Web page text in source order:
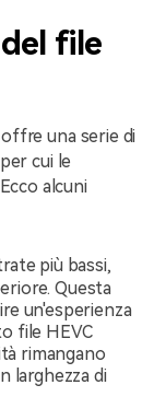
file
una serie di
cui le
alcuni
più bassi,
Questa
un'esperienza
file HEVC
rimangano
larghezza di